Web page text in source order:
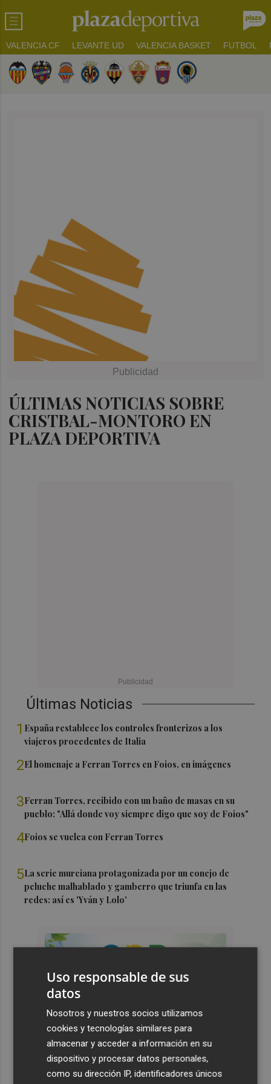
VALENCIA CF LEVANTE UD VALENCIA BASKET FUTBOL
ÚLTIMAS NOTICIAS SOBRE
CRISTBAL-MONTORO EN
PLAZA DEPORTIVA
Últimas Noticias
1 España restablece los controles fronterizos a los
viajeros procedentes de Italia
2El homenaje a Ferran Torres en Foios, en imágenes
3Ferran Torres, recibido con un baño de masas en su
pueblo: "Allá donde voy siempre digo que soy de Foios"
4Foios se vuelca con Ferran Torres
5La serie murciana protagonizada por un conejo de
peluche malhablado y gamberro que triunfa en las
redes: así es 'Yván y Lolo'
Uso responsable de sus
datos
Nosotros y nuestros socios utilizamos
cookies y tecnologías similares para
almacenar y acceder a información en su
dispositivo y procesar datos personales,
como su dirección IP, identificadores únicos